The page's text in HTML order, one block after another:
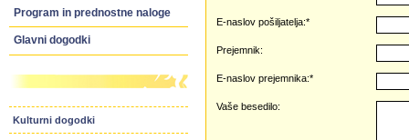
Program in prednostne naloge
Glavni dogodki
Kulturni dogodki
E-naslov pošiljatelja:*
Prejemnik:
E-naslov prejemnika:*
Vaše besedilo: